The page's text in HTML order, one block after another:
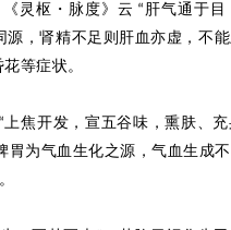
《灵枢 ・ 脉度》云 “ 肝气通于
，肾精不足则肝血亦虚，不
等症状。
“上焦开发，宣五谷味，熏肤、
为气血生化之源，气血生成